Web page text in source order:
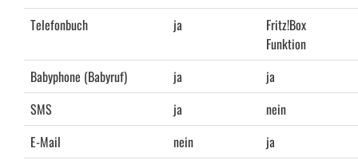
Telefonbuch
ja
Fritz!Box
Funktion
Babyphone (Babyruf)
ja
ja
SMS
ja
nein
E-Mail
nein
ja